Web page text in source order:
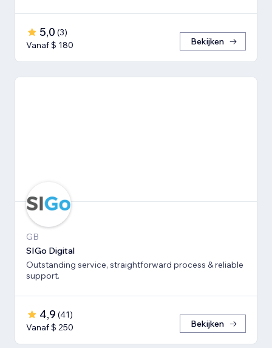
5,0 (3)
Vanaf $ 180
Bekijken
GB
SIGo Digital
Outstanding service, straightforward process & reliable
support.
4,9 (41)
Vanaf $ 250
Bekijken